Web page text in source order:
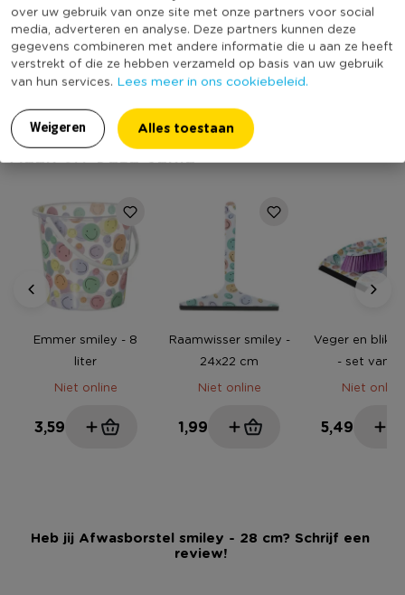
over uw gebruik van onze site met onze partners voor social
media, adverteren en analyse. Deze partners kunnen deze
gegevens combineren met andere informatie die u aan ze heeft
verstrekt of die ze hebben verzameld op basis van uw gebruik
van hun services. Lees meer in ons cookiebeleid.
Weigeren Alles toestaan
Kleur
Multikleur
Productlengte (cm)
28
Duurzaamheidsscore
(Nog) geen score
bekend
MEER UIT DEZE SERIE
Emmer smiley - 8
liter
Niet online
3,59
Raamwisser smiley -
24x22 cm
Niet online
1,99
Veger en blik
- set van 2
35x22x10
Niet online
5,49
Heb jij Afwasborstel smiley - 28 cm? Schrijf een
review!